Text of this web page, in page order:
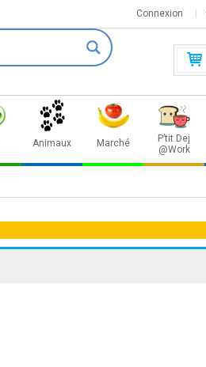
Connexion
Animaux Marché
P’tit Dej
@Work